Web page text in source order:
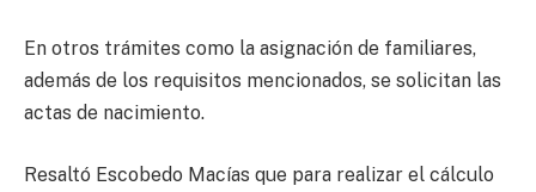
En otros trámites como la asignación de familiares,
además de los requisitos mencionados, se solicitan las
actas de nacimiento.
Resaltó Escobedo Macías que para realizar el cálculo